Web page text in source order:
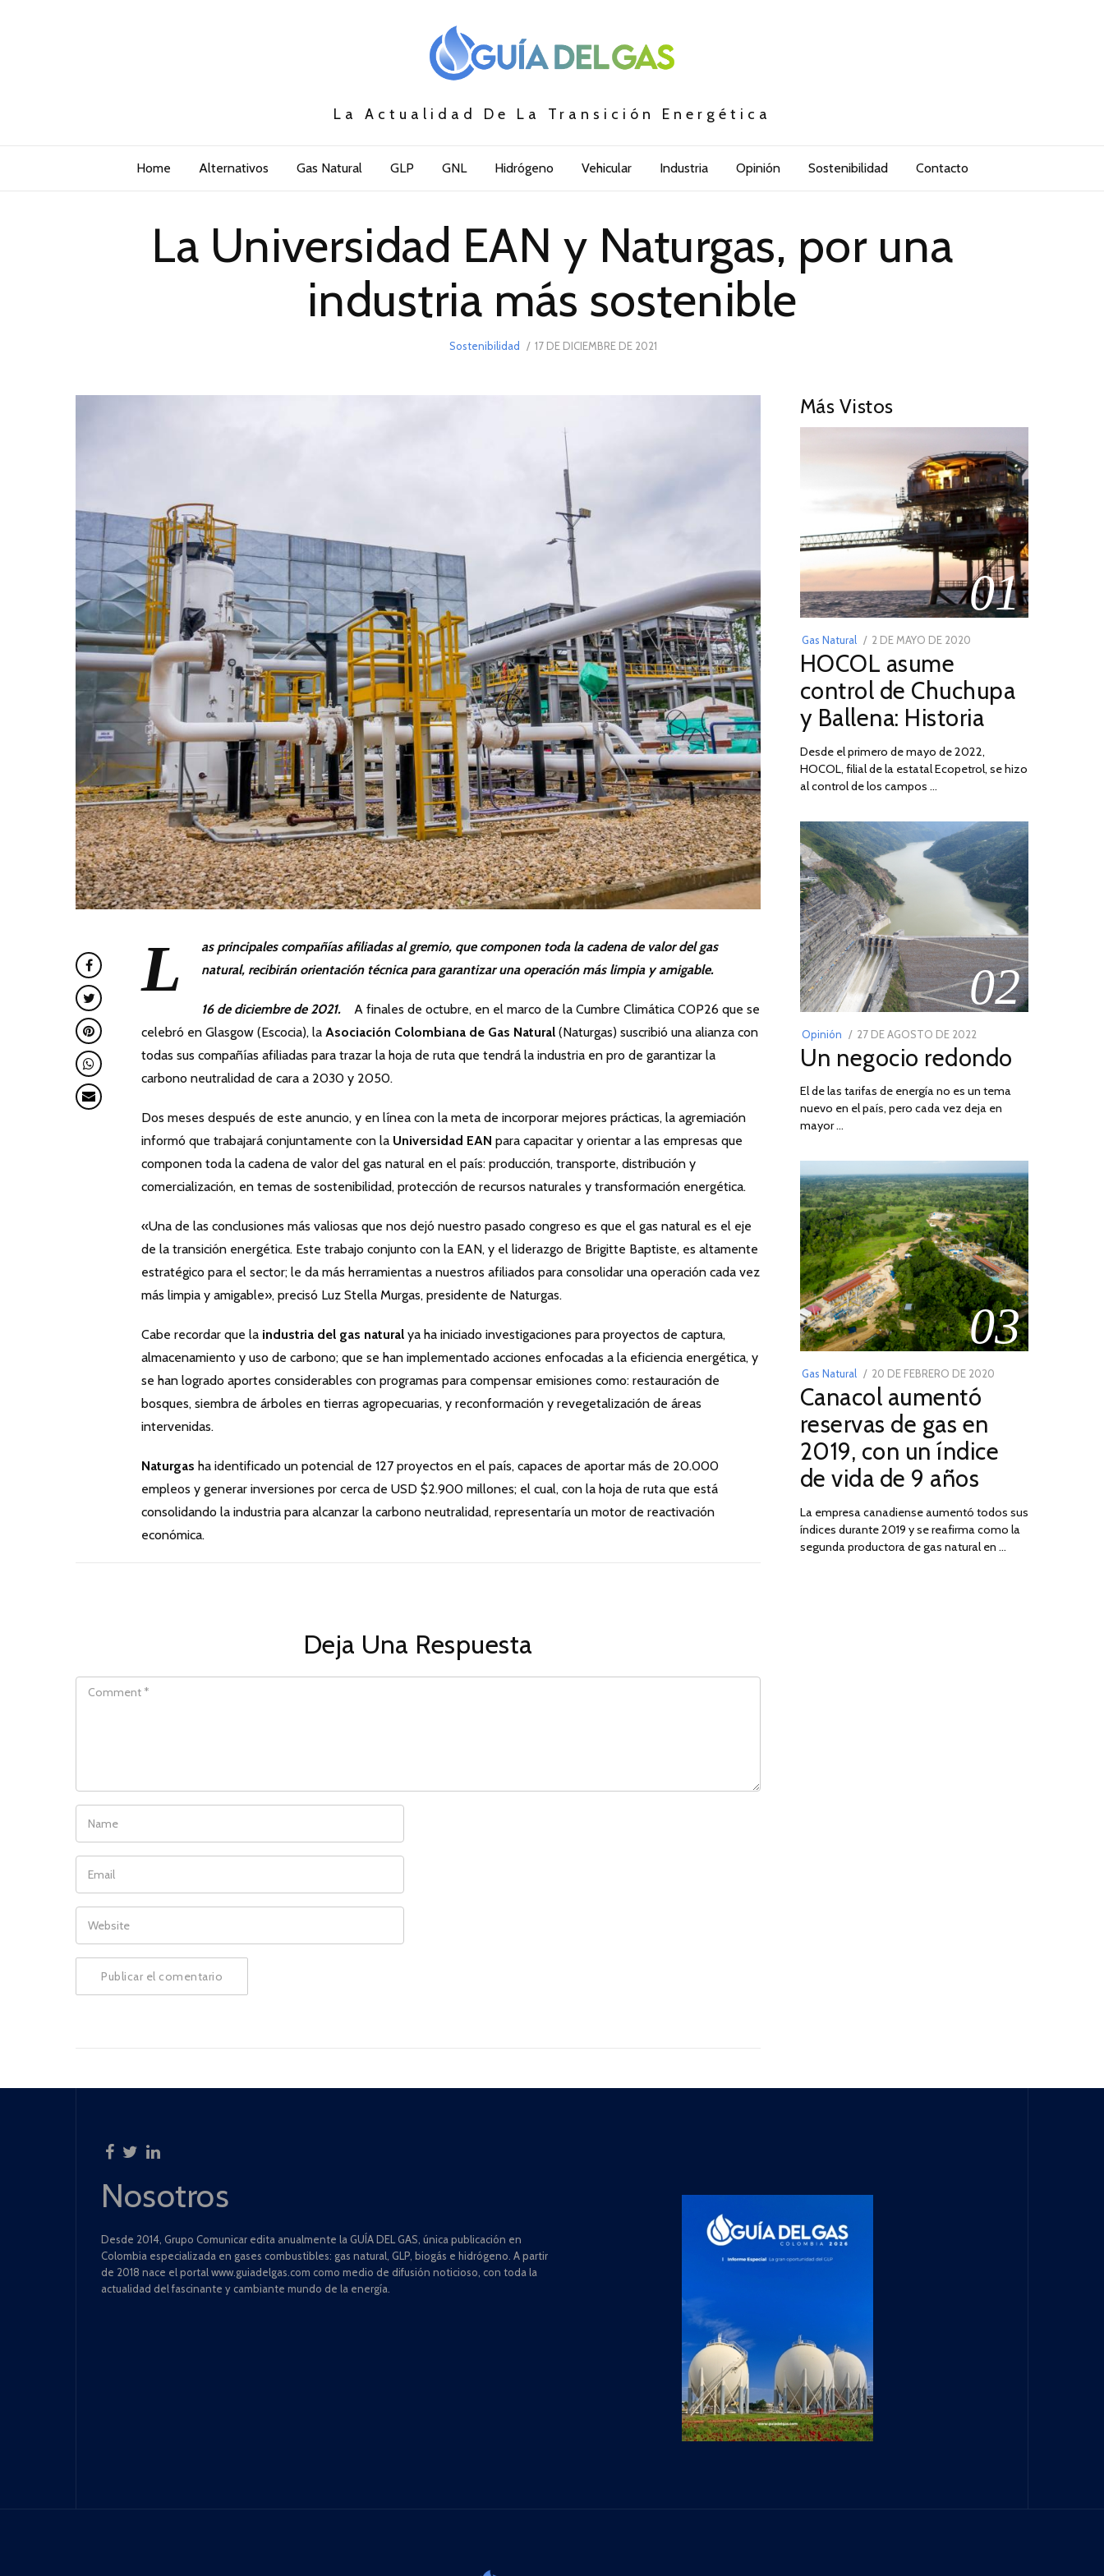
La Actualidad De La Transición Energética
Home Alternativos Gas Natural GLP GNL Hidrógeno Vehicular Industria Opinión Sostenibilidad Contacto
La Universidad EAN y Naturgas, por una
industria más sostenible
Sostenibilidad
POSTED
17 DE DICIEMBRE DE 2021
L
as principales compañías afiliadas al gremio, que componen toda la cadena de valor del gas
natural, recibirán orientación técnica para garantizar una operación más limpia y amigable.
16 de diciembre de 2021.
A finales de octubre, en el marco de la Cumbre Climática COP26 que se
celebró en Glasgow (Escocia), la Asociación Colombiana de Gas Natural (Naturgas) suscribió una alianza con
todas sus compañías afiliadas para trazar la hoja de ruta que tendrá la industria en pro de garantizar la
carbono neutralidad de cara a 2030 y 2050.
Dos meses después de este anuncio, y en línea con la meta de incorporar mejores prácticas, la agremiación
informó que trabajará conjuntamente con la Universidad EAN para capacitar y orientar a las empresas que
componen toda la cadena de valor del gas natural en el país: producción, transporte, distribución y
comercialización, en temas de sostenibilidad, protección de recursos naturales y transformación energética.
«Una de las conclusiones más valiosas que nos dejó nuestro pasado congreso es que el gas natural es el eje
de la transición energética. Este trabajo conjunto con la EAN, y el liderazgo de Brigitte Baptiste, es altamente
estratégico para el sector; le da más herramientas a nuestros afiliados para consolidar una operación cada vez
más limpia y amigable», precisó Luz Stella Murgas, presidente de Naturgas.
Cabe recordar que la industria del gas natural ya ha iniciado investigaciones para proyectos de captura,
almacenamiento y uso de carbono; que se han implementado acciones enfocadas a la eficiencia energética, y
se han logrado aportes considerables con programas para compensar emisiones como: restauración de
bosques, siembra de árboles en tierras agropecuarias, y reconformación y revegetalización de áreas
intervenidas.
Naturgas ha identificado un potencial de 127 proyectos en el país, capaces de aportar más de 20.000
empleos y generar inversiones por cerca de USD $2.900 millones; el cual, con la hoja de ruta que está
consolidando la industria para alcanzar la carbono neutralidad, representaría un motor de reactivación
económica.
Deja Una Respuesta
Más Vistos
01
Gas Natural
POSTED
ON
2 DE MAYO DE 2020
DE
2026
HOCOL asume
control de Chuchupa
y Ballena: Historia
Desde el primero de mayo de 2022,
HOCOL, filial de la estatal Ecopetrol, se hizo
al control de los campos …
02
Opinión
POSTED
ON
27 DE AGOSTO DE 2022
DE
DE
2022
Un negocio redondo
El de las tarifas de energía no es un tema
nuevo en el país, pero cada vez deja en
mayor …
03
Gas Natural
POSTED
ON
20 DE FEBRERO DE 2020
2025
Canacol aumentó
reservas de gas en
2019, con un índice
de vida de 9 años
La empresa canadiense aumentó todos sus
índices durante 2019 y se reafirma como la
segunda productora de gas natural en …
Nosotros
Desde 2014, Grupo Comunicar edita anualmente la GUÍA DEL GAS, única publicación en
Colombia especializada en gases combustibles: gas natural, GLP, biogás e hidrógeno. A partir
de 2018 nace el portal www.guiadelgas.com como medio de difusión noticioso, con toda la
actualidad del fascinante y cambiante mundo de la energía.